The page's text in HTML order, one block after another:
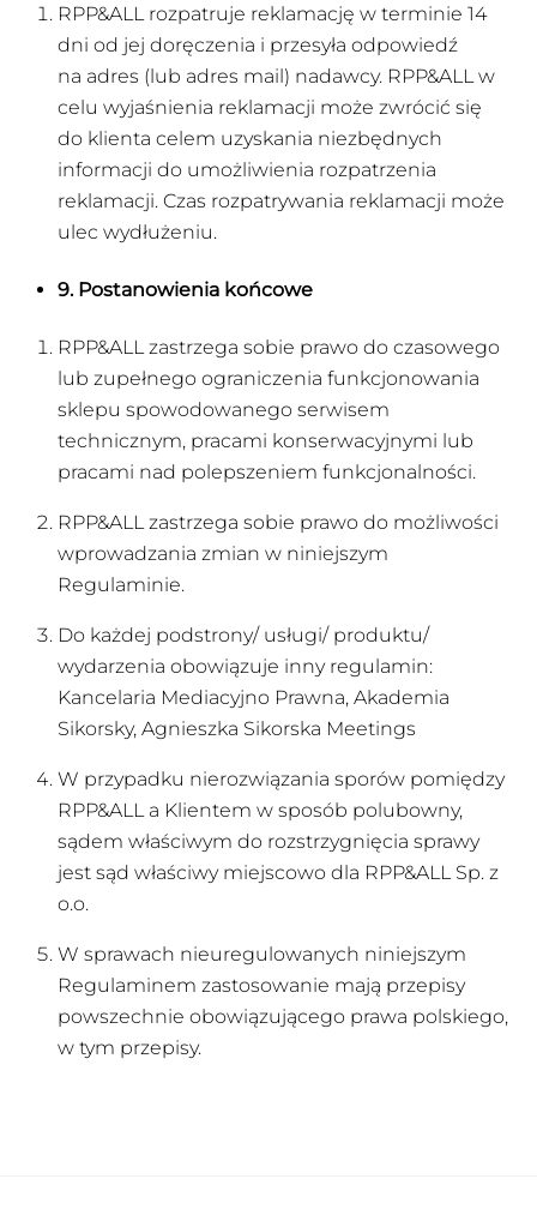
RPP&ALL rozpatruje reklamację w terminie 14
dni od jej doręczenia i przesyła odpowiedź
na adres (lub adres mail) nadawcy. RPP&ALL w
celu wyjaśnienia reklamacji może zwrócić się
do klienta celem uzyskania niezbędnych
informacji do umożliwienia rozpatrzenia
reklamacji. Czas rozpatrywania reklamacji może
ulec wydłużeniu.
9. Postanowienia końcowe
RPP&ALL zastrzega sobie prawo do czasowego
lub zupełnego ograniczenia funkcjonowania
sklepu spowodowanego serwisem
technicznym, pracami konserwacyjnymi lub
pracami nad polepszeniem funkcjonalności.
RPP&ALL zastrzega sobie prawo do możliwości
wprowadzania zmian w niniejszym
Regulaminie.
Do każdej podstrony/ usługi/ produktu/
wydarzenia obowiązuje inny regulamin:
Kancelaria Mediacyjno Prawna, Akademia
Sikorsky, Agnieszka Sikorska Meetings
W przypadku nierozwiązania sporów pomiędzy
RPP&ALL a Klientem w sposób polubowny,
sądem właściwym do rozstrzygnięcia sprawy
jest sąd właściwy miejscowo dla RPP&ALL Sp. z
o.o.
W sprawach nieuregulowanych niniejszym
Regulaminem zastosowanie mają przepisy
powszechnie obowiązującego prawa polskiego,
w tym przepisy.